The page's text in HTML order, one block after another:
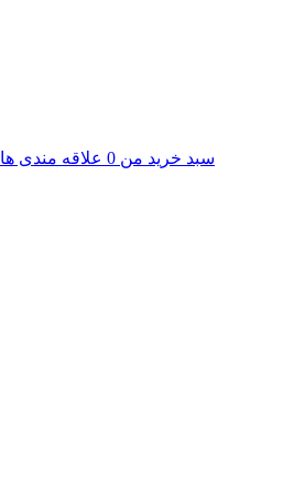
سبد خرید من 0 علاقه مندی ها